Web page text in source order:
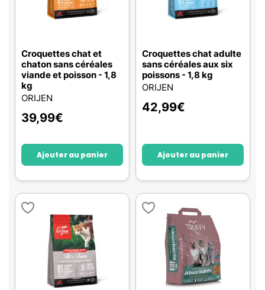
Croquettes chat et
chaton sans céréales
viande et poisson - 1,8
kg
ORIJEN
39,99€
Ajouter au panier
Croquettes chat adulte
sans céréales aux six
poissons - 1,8 kg
ORIJEN
42,99€
Ajouter au panier